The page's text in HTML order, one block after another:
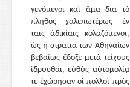
γενόμενοι καὶ ἅμα διὰ τὸ
πλῆθος χαλεπωτέρως ἐν
ταῖς ἀδικίαις κολαζόμενοι,
ὡς ἡ στρατιὰ τῶν Ἀθηναίων
βεβαίως ἔδοξε μετὰ τείχους
ἱδρῦσθαι, εὐθὺς αὐτομολίᾳ
τε ἐχώρησαν οἱ πολλοὶ πρὸς